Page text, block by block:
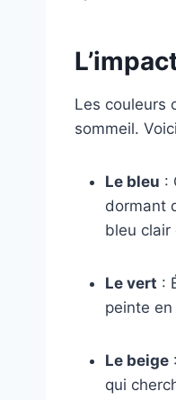
Les couleurs
sommeil.
Le bleu :
dormant
bleu clair
Le vert :
peinte
Le beige
qui